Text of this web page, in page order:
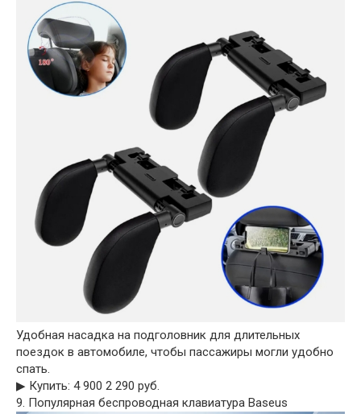
Удобная насадка на подголовник для длительных
поездок в автомобиле, чтобы пассажиры могли удобно
спать.
▶︎ Купить: 4 900 2 290 руб.
9. Популярная беспроводная клавиатура Baseus